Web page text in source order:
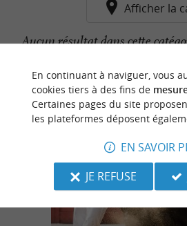
Afficher la
Aucun résultat dans cette
En continuant à naviguer, vous
cookies tiers à des fins de
Certaines pages du site
les plateformes déposent
EN SAVOIR
JE REFUSE